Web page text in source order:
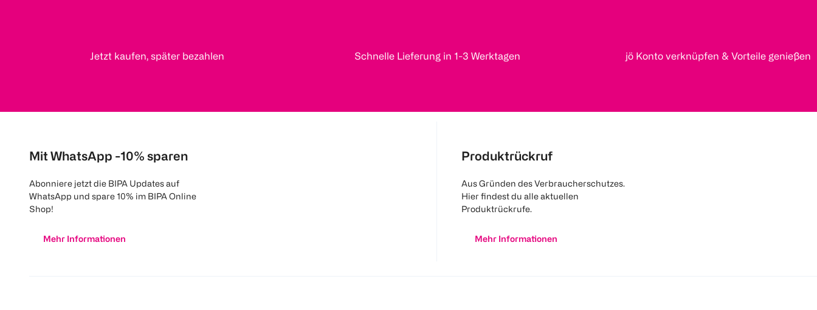
Jetzt kaufen, später bezahlen Schnelle Lieferung in 1-3 Werktagen jö Konto verknüpfen & Vorteile genießen
Mit WhatsApp -10% sparen
Abonniere jetzt die BIPA Updates auf
WhatsApp und spare 10% im BIPA Online
Shop!
Mehr Informationen
Produktrückruf
Aus Gründen des Verbraucherschutzes.
Hier findest du alle aktuellen
Produktrückrufe.
Mehr Informationen